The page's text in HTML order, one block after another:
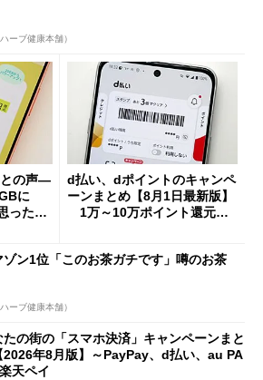
ーブ健康本舗）
との声―
に
った」
d払い、dポイントのキャンペ
ーンまとめ【8月1日最新版】
1万～10万ポイント還元の
ゾン1位「このお茶ガチです」噂のお茶
ーブ健康本舗）
たの街の「スマホ決済」キャンペーンまと
2026年8月版】～PayPay、d払い、au PA
天ペイ